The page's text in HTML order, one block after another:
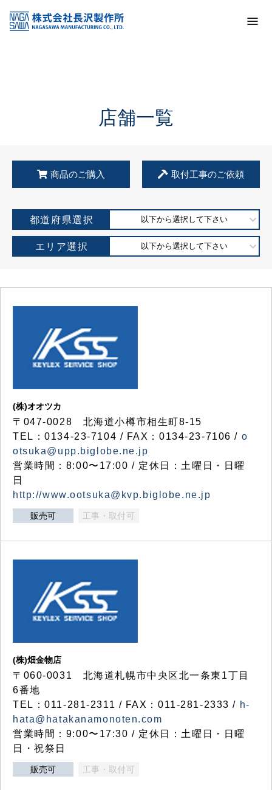
KSS加盟店・取扱店情報
店舗一覧
店舗一覧
商品のご購入 取付工事のご依頼
都道府県選択 以下から選択して下さい
エリア選択 以下から選択して下さい
(株)オオツカ
〒047-0028 北海道小樽市相生町8-15
TEL：0134-23-7104 / FAX：0134-23-7106 / o
otsuka@upp.biglobe.ne.jp
営業時間：8:00〜17:00 / 定休日：土曜日・日曜
日
http://www.ootsuka@kvp.biglobe.ne.jp
販売可 工事・取付可
(株)畑金物店
〒060-0031 北海道札幌市中央区北一条東1丁目
6番地
TEL：011-281-2311 / FAX：011-281-2333 / h-
hata@hatakanamonoten.com
営業時間：9:00〜17:30 / 定休日：土曜日・日曜
日・祝祭日
販売可 工事・取付可